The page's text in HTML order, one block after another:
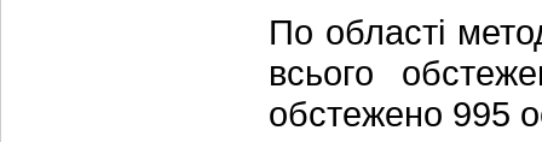
По області
всього
обстежено 995